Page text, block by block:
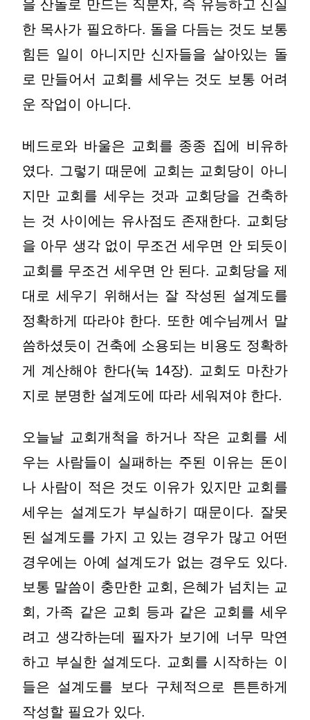
을 산돌로 만드는 직분자, 즉 유능하고 신실
한 목사가 필요하다. 돌을 다듬는 것도 보통
힘든 일이 아니지만 신자들을 살아있는 돌
로 만들어서 교회를 세우는 것도 보통 어려
운 작업이 아니다.
베드로와 바울은 교회를 종종 집에 비유하
였다. 그렇기 때문에 교회는 교회당이 아니
지만 교회를 세우는 것과 교회당을 건축하
는 것 사이에는 유사점도 존재한다. 교회당
을 아무 생각 없이 무조건 세우면 안 되듯이
교회를 무조건 세우면 안 된다. 교회당을 제
대로 세우기 위해서는 잘 작성된 설계도를
정확하게 따라야 한다. 또한 예수님께서 말
씀하셨듯이 건축에 소용되는 비용도 정확하
게 계산해야 한다(눅 14장). 교회도 마찬가
지로 분명한 설계도에 따라 세워져야 한다.
오늘날 교회개척을 하거나 작은 교회를 세
우는 사람들이 실패하는 주된 이유는 돈이
나 사람이 적은 것도 이유가 있지만 교회를
세우는 설계도가 부실하기 때문이다. 잘못
된 설계도를 가지 고 있는 경우가 많고 어떤
경우에는 아예 설계도가 없는 경우도 있다.
보통 말씀이 충만한 교회, 은혜가 넘치는 교
회, 가족 같은 교회 등과 같은 교회를 세우
려고 생각하는데 필자가 보기에 너무 막연
하고 부실한 설계도다. 교회를 시작하는 이
들은 설계도를 보다 구체적으로 튼튼하게
작성할 필요가 있다.